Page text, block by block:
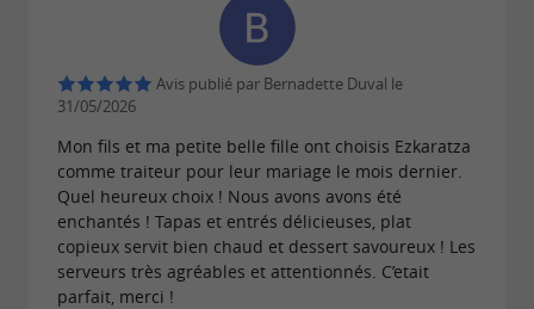
Avis publié par Bernadette Duval le
31/05/2026
Mon fils et ma petite belle fille ont choisis Ezkaratza
comme traiteur pour leur mariage le mois dernier.
Quel heureux choix ! Nous avons avons été
enchantés ! Tapas et entrés délicieuses, plat
copieux servit bien chaud et dessert savoureux ! Les
serveurs très agréables et attentionnés. C’etait
parfait, merci !